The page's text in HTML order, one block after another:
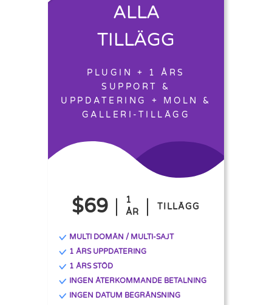
ALLA
TILLÄGG
PLUGIN + 1 ÅRS
SUPPORT &
UPPDATERING + MOLN &
GALLERI-TILLÄGG
$69
1
ÅR
TILLÄGG
MULTI DOMÄN / MULTI-SAJT
1 ÅRS UPPDATERING
1 ÅRS STÖD
INGEN ÅTERKOMMANDE BETALNING
INGEN DATUM BEGRÄNSNING